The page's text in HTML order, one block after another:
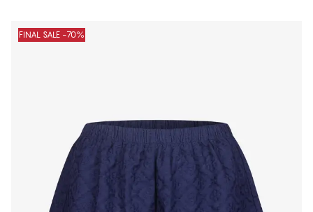
FINAL SALE -70%